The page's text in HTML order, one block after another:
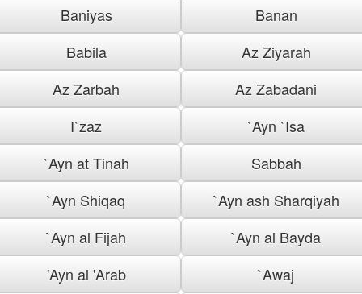
Baniyas
Banan
Babila
Az Ziyarah
Az Zarbah
Az Zabadani
I`zaz
`Ayn `Isa
`Ayn at Tinah
Sabbah
`Ayn Shiqaq
`Ayn ash Sharqiyah
`Ayn al Fijah
`Ayn al Bayda
'Ayn al 'Arab
`Awaj